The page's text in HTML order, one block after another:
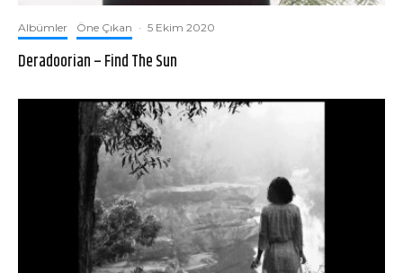
Albümler Öne Çıkan · 5 Ekim 2020
Deradoorian – Find The Sun